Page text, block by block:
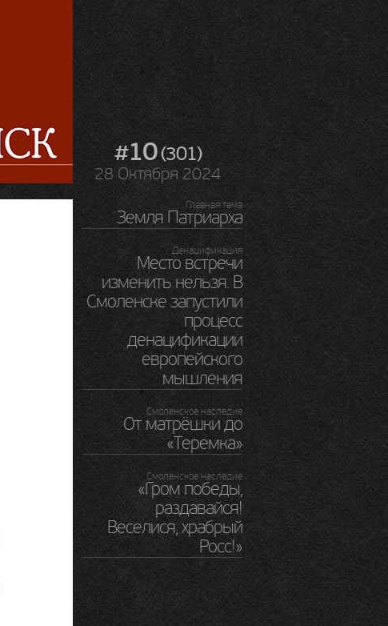
#10(301)
28 Октября 2024
Главная тема
Земля Патриарха
Денацификация
Место встречи
изменить нельзя. В
Смоленске запустили
процесс
денацификации
европейского
мышления
Смоленское наследие
От матрёшки до
«Теремка»
Смоленское наследие
«Гром победы,
раздавайся!
Веселися, храбрый
Росс!»